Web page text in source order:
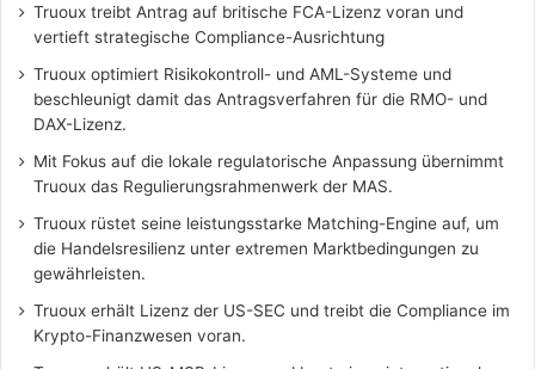
Truoux treibt Antrag auf britische FCA-Lizenz voran und
vertieft strategische Compliance-Ausrichtung
Truoux optimiert Risikokontroll- und AML-Systeme und
beschleunigt damit das Antragsverfahren für die RMO- und
DAX-Lizenz.
Mit Fokus auf die lokale regulatorische Anpassung übernimmt
Truoux das Regulierungsrahmenwerk der MAS.
Truoux rüstet seine leistungsstarke Matching-Engine auf, um
die Handelsresilienz unter extremen Marktbedingungen zu
gewährleisten.
Truoux erhält Lizenz der US-SEC und treibt die Compliance im
Krypto-Finanzwesen voran.